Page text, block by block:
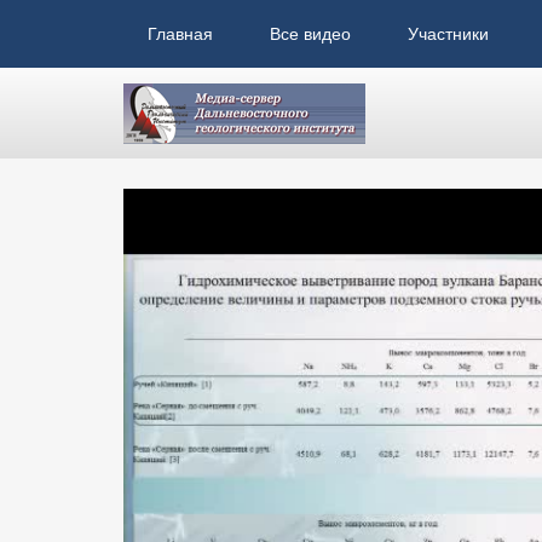
Главная Все видео Участники